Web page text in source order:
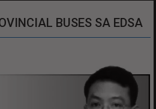
BUSES SA EDSA